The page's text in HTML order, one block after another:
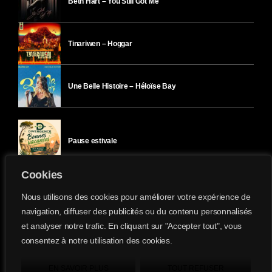
Cookies
Nous utilisons des cookies pour améliorer votre expérience de
navigation, diffuser des publicités ou du contenu personnalisés
et analyser notre trafic. En cliquant sur "Accepter tout", vous
consentez à notre utilisation des cookies.
Tinariwen – Hoggar
Une Belle Histoire – Héloïse Bay
Pause estivale
Ici l’Ombre – mardi 28 juillet